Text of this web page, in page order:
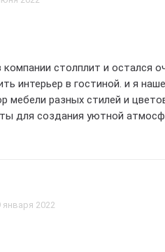
компании столплит и остался
и я нашел все. что мне нужно на их сайте. У
стилей и цветов. что позволило мне
для создания уютной
без проблем. Я оценил отличное
в компании столплит
января 2022